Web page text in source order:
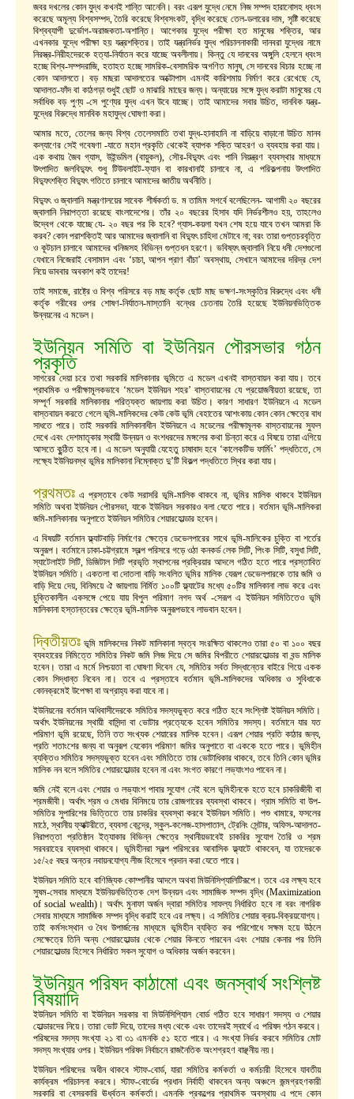
জবর দখলের কোন যুদ্ধ কখনই শান্তি আনেনি। বরং এরূপ যুদ্ধে নেমে নিজ সম্পদ হারানোসহ ধ্বংস
করেছে অমূল্য বিশ্বসম্পদ, তৈরি করেছে বিশ্বসংকট, বৃদ্ধি করেছে তেল-ডলারের দাম, সৃষ্টি করেছে
বিশ্বব্যাপী দুর্ভোগ-অরাজকতা-অশান্তি। আগেকার যুদ্ধে পরীক্ষা হত মানুষের শক্তির, আর
এখনকার যুদ্ধে পরীক্ষা হয় যন্ত্রশক্তির। তাই যন্ত্রনির্ভর যুদ্ধ পরিচালনাকারী দানবরা যুদ্ধের নামে
নিরস্ত্র-নিরীহদেরকে হত্যা-নির্যাতন করে যাচ্ছে অবলীলায়। কিন্তু যে দানবের অঙ্গুলি হেলনে ধ্বংস
হচ্ছে বিশ্ব-সম্পদরাজি, হতাহত হচ্ছে সামরিক-বেসামরিক অগণিত মানুষ, সে দানবের বিচার হচ্ছে না
কোন আদালতে। বড় মাছরা আদালতের অক্টোপাস এমনই কারিশমায় নির্মাণ করে রেখেছে যে,
আদালত-ফাঁদ বা কাঠগড়া শুধুই ছোট ও মাঝারি মাছের জন্য। অন্যায়ের সঙ্গে যুদ্ধ করাটা মানুষের যে
সর্বাধিক বড় পুণ্য -সে পুণ্যের যুদ্ধ এখন উবে যাচ্ছে। তাই আমাদের সবার উচিত, দানবিক যন্ত্র-
যুদ্ধের বিরুদ্ধে মানবিক মহাযুদ্ধ ঘোষণা করা।
আমার মতে, তেলের জন্য বিশ্ব তেলেসমাতি তথা যুদ্ধ-হানাহানি না বাড়িয়ে বাড়ানো উচিত মানব
কল্যাণের সেই গবেষণা -যাতে মহান প্রকৃতি থেকেই ব্যাপক শক্তি আহরণ ও ব্যবহার করা যায়।
এক কথায় জৈব গ্যাস, উইন্ডমিল (বায়ুকল), সৌর-বিদ্যুৎ এবং পানি নিয়ন্ত্রণ ব্যবস্থার মাধ্যমে
উৎপাদিত জলবিদ্যুৎ শুধু টিউবলাইট-ফ্যান বা কারখানাই চালাবে না, এ পরিকল্পনায় উৎপাদিত
বিদ্যুৎশক্তি বিদ্যুৎ গতিতে চালাবে আমাদের জাতীয় অর্থনীতি।
বিদ্যুৎ ও জ্বালানি মন্ত্রণালয়ের সাবেক শীর্ষকর্তা ড. ম তামিম সগর্বে বলেছিলেন- আগামী ২০ বছরের
জ্বালানি নিরাপত্তা রয়েছে বাংলাদেশের। তাঁর ২০ বছরের হিসাব যদি নির্ভরশীলও হয়, তাহলেও
উদ্বেগ থেকে যাচ্ছে যে- ২০ বছর পর কি হবে? গ্যাস-কয়লা যখন শেষ হয়ে যাবে তখন আমরা কি
করব? কোন পরাশক্তিই আর আমাদের জ্বালানি বা বিদ্যুৎ চাহিদা মেটাবে না; বরং তারা গুপ্তচরবৃত্তি
ও কূটচাল চালাবে আমাদের খনিজসহ বিভিন্ন গুপ্তধন হরণে। ভবিষ্যৎ জ্বালানি নিয়ে ধনী দেশগুলো
যেখানে নিজেরাই বেসামাল এবং ‘চাচা, আপন প্রাণ বাঁচা’ অবস্থায়, সেখানে আমাদের দরিদ্র দেশ
নিয়ে ভাববার অবকাশ কই তাদের!
তাই সমাজে, রাষ্ট্রে ও বিশ্ব পরিসরে বড় মাছ কর্তৃক ছোট মাছ ভক্ষণ-সংস্কৃতির বিরুদ্ধে এবং ধনী
কর্তৃক গরীবের ওপর শোষণ-নির্যাতন-মাস্তানি বন্ধের চেতনায় তৈরি হয়েছে ইউনিয়নভিত্তিক
উন্নয়নের এ মডেল।
ইউনিয়ন সমিতি বা ইউনিয়ন পৌরসভার গঠন
প্রকৃতি
সাগরের দেয়া চরে তথা সরকারি মালিকানার ভূমিতে এ মডেল এখনই বাস্তবায়ন করা যায়। তবে
প্রাথমিক ও পরীক্ষামূলকভাবে ‘মডেল ইউনিয়ন শহর’ বাস্তবায়নের যে প্রয়োজনীয়তা রয়েছে, তা
সম্পূর্ণ সরকারি মালিকানার পরিত্যক্ত জায়গায় করা উচিত। কারণ সাধারণ ইউনিয়নে এ মডেল
বাস্তবায়ন করতে গেলে ভূমি-মালিকদের কেউ কেউ ভূমি বেহাতের আশংকায় কোন কোন ক্ষেত্রে বাধ
সাধতে পারে। তাই সরকারি মালিকানাধীন ইউনিয়নে এ মডেলের পরীক্ষামূলক বাস্তবায়নের সুফল
দেখে এবং দেশমাতৃকার স্থায়ী উন্নয়ন ও বংশধরদের মঙ্গলের কথা চিন্তা করে এ বিষয়ে তারা এগিয়ে
আসতে কুন্ঠিত হবে না। এ মডেল অনুযায়ী যেহেতু চাষাবাদ হবে ‘কালেকটিভ ফার্মিং’ পদ্ধতিতে, সে
লক্ষ্যে ইউনিয়নস্থ ভূমির মালিকানা নিম্নোক্ত দু’টি বিকল্প পদ্ধতিতে স্থির করা যায়।
প্রথমতঃ এ প্রস্তাবে কেউ সরাসরি ভূমি-মালিক থাকবে না, ভূমির মালিক থাকবে ইউনিয়ন
সমিতি অথবা ইউনিয়ন পৌরসভা, যাকে ইউনিয়ন সরকারও বলা যেতে পারে। বর্তমান ভূমি-মালিকরা
জমি-মালিকানার অনুপাতে ইউনিয়ন সমিতির শেয়ারহোল্ডার হবেন।
এ বিষয়টি বর্তমান ফ্ল্যাটবাড়ি নির্মাণের ক্ষেত্রে ডেভেলপারের সাথে ভূমি-মালিকের চুক্তি বা শর্তের
অনুরূপ। বর্তমানে ঢাকা-চট্টগ্রামে স্বল্প পরিসরে গড়ে ওঠা কনকর্ড লেক সিটি, পিংক সিটি, বসুধা সিটি,
স্যাটেলাইট সিটি, ডিজিটাল সিটি প্রভৃতি স্থাপনের প্রক্রিয়ার আদলে গঠিত হতে পারে প্রস্তাবিত
ইউনিয়ন সমিতি। একতলা বা দোতলা বাড়ি সংবলিত ভূমির মালিক যেরূপ ডেভেলপারকে তার জমি ও
বাড়ি দিয়ে দেয়, বিনিময়ে ঐ জায়গায় নির্মিত ১০০টি ফ্ল্যাটের মধ্যে ৫০টির মালিকানা লাভ করে এবং
চুক্তিকালীন একসঙ্গে পেয়ে যায় বিপুল পরিমাণ নগদ অর্থ -সেরূপ এ ইউনিয়ন সমিতিতেও ভূমি
মালিকানা হস্তান্তরের ক্ষেত্রে ভূমি-মালিক অনুরূপভাবে লাভবান হবেন।
দ্বিতীয়তঃ ভূমি মালিকদের নিকট মালিকানা স্বত্ব সংরক্ষিত থাকলেও তারা ৫০ বা ১০০ বছর
ব্যবহারের নিমিত্তে সমিতির নিকট জমি লিজ দিয়ে সে জমির বিপরীতে শেয়ারহোল্ডার বা বন্ড মালিক
হবেন। তারা এ মর্মে নিশ্চয়তা বা ঘোষণা দিবেন যে, সমিতির সর্বত সিদ্ধান্তের বাইরে গিয়ে একক
কোন সিদ্ধান্ত নিবেন না। তবে এ প্রস্তাবে বর্তমান ভূমি-মালিকদের অধিকার ও সুবিধাকে
কোনক্রমেই উপেক্ষা বা অগ্রাহ্য করা যাবে না।
ইউনিয়নের বর্তমান অধিবাসীদেরকে সমিতির সদস্যভুক্ত করে গঠিত হবে সংশ্লিষ্ট ইউনিয়ন সমিতি।
অর্থাৎ ইউনিয়নের স্থায়ী বাসিন্দা বা ভোটার প্রত্যেকে হবেন সমিতির সদস্য। বর্তমানে যার যত
পরিমাণ ভূমি রয়েছে, তিনি তত সংখ্যক শেয়ারের মালিক হবেন। এরূপ শেয়ার প্রতি কাঠার জন্য,
প্রতি শতাংশের জন্য বা অনুরূপ যেকোন পরিমাণ জমির অনুপাতে বা এককে হতে পারে। ভূমিহীন
ব্যক্তিও সমিতির সদস্যভুক্ত হবেন এবং সমিতিতে তার ভোটাধিকার থাকবে, তবে তিনি কোন ভূমির
মালিক নন বলে সমিতির শেয়ারহোল্ডার হবেন না এবং সংগত কারণে লভ্যাংশও পাবেন না।
জমি নেই বলে এবং শেয়ার ও লভ্যাংশ পাবার সুযোগ নেই বলে ভূমিহীনকে হতে হবে চাকরিজীবী বা
শ্রমজীবী। অর্থাৎ শ্রম ও মেধার বিনিময়ে তার রোজগারের ব্যবস্থা থাকবে। গ্রাম সমিতি বা উপ-
সমিতির সুপারিশের ভিত্তিতে তার চাকরির ব্যবস্থা করবে ইউনিয়ন সমিতি। পশু খামারে, ফসলের
মাঠে, স্থানীয় ফ্যাক্টরীতে, ব্যবসা কেন্দ্রে, স্কুল-কলেজ-হাসপাতাল, ট্রেনিং সেন্টার, অফিস-আদালত-
নিরাপত্তা প্রতিষ্ঠান ইত্যাকার বিভিন্ন ক্ষেত্রে স্থানীয়ভাবেই চাকরির সুযোগ তৈরি ও শ্রম
সরবরাহের ব্যবস্থা থাকবে। ভূমিহীনরা স্বল্প পরিসরের আবাসিক ফ্ল্যাটে থাকবেন, যা তাদেরকে
১৫/২৫ বছর অন্তর নবায়নযোগ্য লীজ হিসেবে প্রদান করা যেতে পারে।
ইউনিয়ন সমিতি হবে বাণিজ্যিক কোম্পানীর আদলে অথবা মিউনিসিপ্যালিটিরূপে। তবে এর লক্ষ্য হবে
সুষম-সেবার মাধ্যমে ইউনিয়নভিত্তিক দেশ উন্নয়ন এবং সামাজিক সম্পদ বৃদ্ধি (Maximization
of social wealth)। অর্থাৎ মুনাফা অর্জন দ্বারা সমিতির সাফল্য নির্ধারিত হবে না বরং নাগরিক
সেবার মাধ্যমে সামাজিক সম্পদ বৃদ্ধি করাই হবে এর লক্ষ্য। এ সমিতির শেয়ার ক্রয়-বিক্রয়যোগ্য।
তাই কর্মসংস্থান ও বৈধ উপার্জনের মাধ্যমে ভূমিহীন ব্যক্তি কর পরিশোধে সক্ষম হয়ে উঠলে
সেক্ষেত্রে তিনি অন্য শেয়ারহোল্ডার থেকে শেয়ার কিনতে পারবেন এবং শেয়ার কেনার পর তিনি
শেয়ারহোল্ডার হিসেবে নির্ধারিত সকল সুযোগ ও অধিকার অর্জন করবেন।
ইউনিয়ন পরিষদ কাঠামো এবং জনস্বার্থ সংশ্লিষ্ট
বিষয়াদি
ইউনিয়ন সমিতি বা ইউনিয়ন সরকার বা মিউনিসিপ্যিাল বোর্ড গঠিত হবে সাধারণ সদস্য ও শেয়ার
হোল্ডারদের নিয়ে। তারা ভোট দিয়ে, তাদের মধ্য থেকে এবং তাদেরই স্বার্থে এ পরিষদ গঠন করবে।
পরিষদের সদস্য সংখ্যা ২১ বা ৩১ এমনকি ৫১ হতে পারে। এ সংখ্যা নির্ভর করবে সমিতির মোট
সদস্য সংখ্যার ওপর। ইউনিয়ন পরিষদ নির্বাচনে রাজনৈতিক অংশগ্রহণ বাঞ্ছনীয় নয়।
ইউনিয়ন পরিষদের অধীন থাকবে স্টাফ-বোর্ড, যারা সমিতির কর্মকর্তা ও কর্মচারী হিসেবে যাবতীয়
কার্যক্রম পরিচালনা করবে। স্টাফ-বোর্ডের প্রধান নির্বাহী থাকবেন অন্য অঞ্চলে জন্মগ্রহণকারী
সরকারি বা বেসরকারি ঊর্ধ্বতন কর্মকর্তা। এমনকি প্রকল্পের প্রাথমিক অবস্থায় এ পদে কোন